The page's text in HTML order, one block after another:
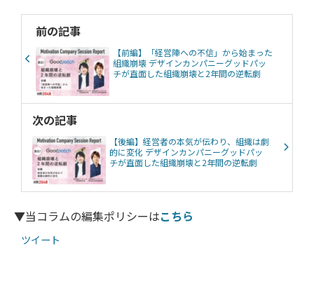
前の記事
【前編】「経営陣への不信」から始まった
組織崩壊 デザインカンパニーグッドパッ
チが直面した組織崩壊と2年間の逆転劇
次の記事
【後編】経営者の本気が伝わり、組織は劇
的に変化 デザインカンパニーグッドパッ
チが直面した組織崩壊と2年間の逆転劇
▼当コラムの編集ポリシーはこちら
ツイート